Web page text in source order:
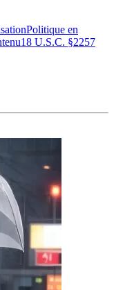
Politique en
18 U.S.C. §2257